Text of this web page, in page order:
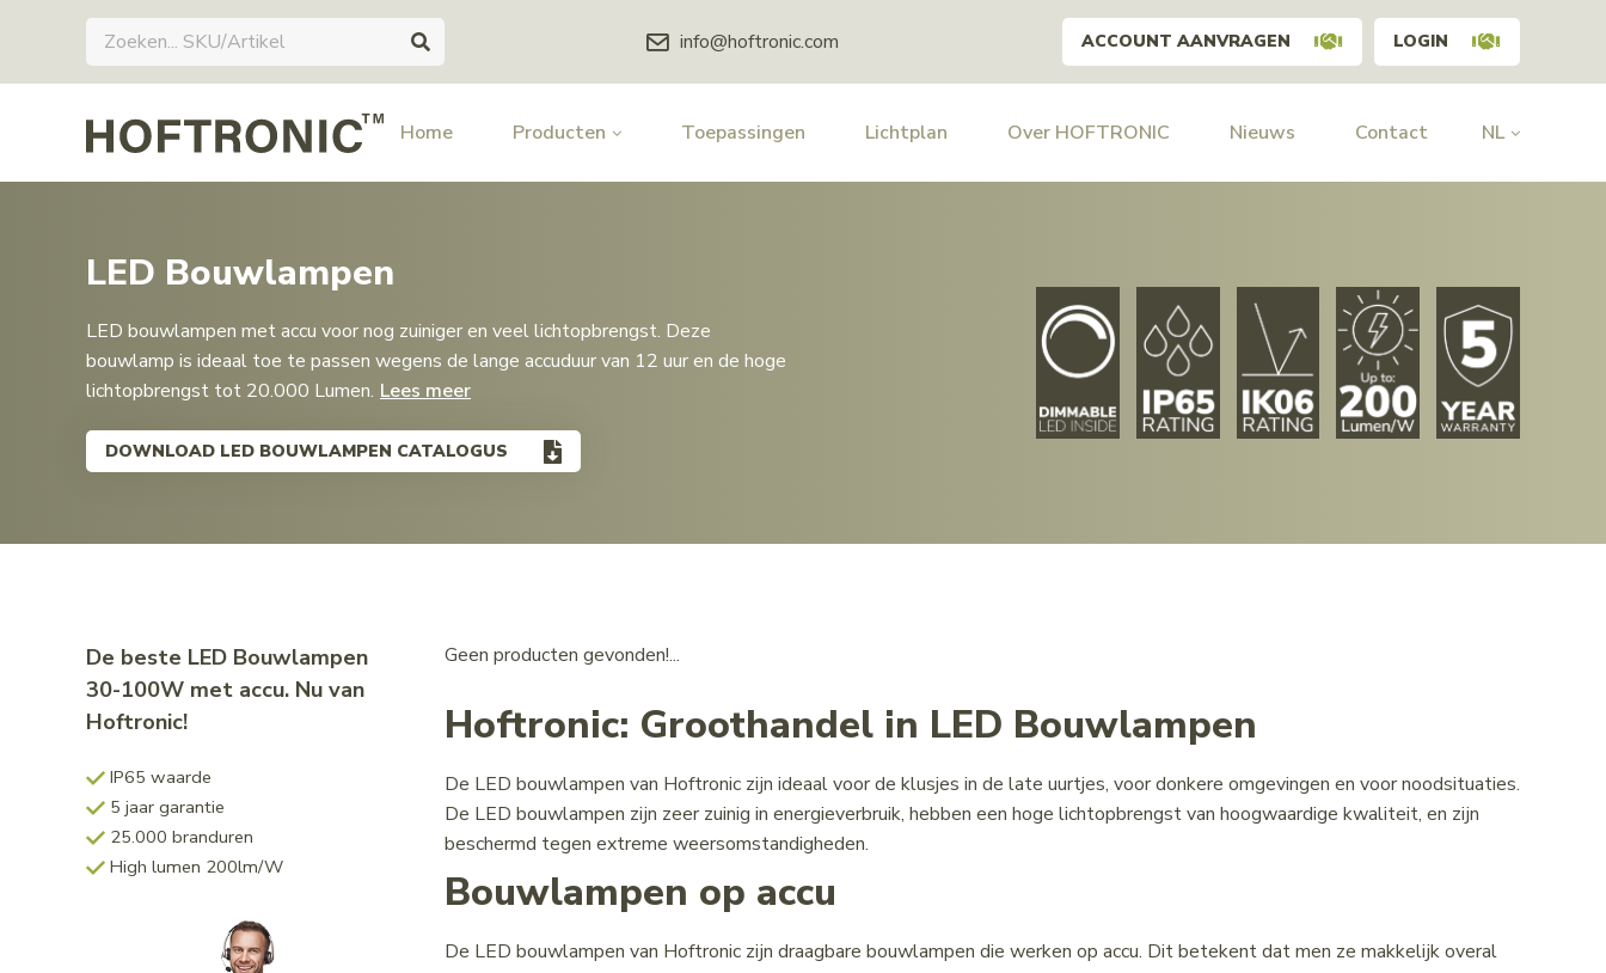
info@hoftronic.com ACCOUNT AANVRAGEN LOGIN
Home Producten Toepassingen Lichtplan Over HOFTRONIC Nieuws Contact NL
LED Bouwlampen
LED bouwlampen met accu voor nog zuiniger en veel lichtopbrengst. Deze
bouwlamp is ideaal toe te passen wegens de lange accuduur van 12 uur en de hoge
lichtopbrengst tot 20.000 Lumen. Lees meer
DOWNLOAD LED BOUWLAMPEN CATALOGUS
De beste LED Bouwlampen
30-100W met accu. Nu van
Hoftronic!
IP65 waarde
5 jaar garantie
25.000 branduren
High lumen 200lm/W
Geen producten gevonden!...
Hoftronic: Groothandel in LED Bouwlampen
De LED bouwlampen van Hoftronic zijn ideaal voor de klusjes in de late uurtjes, voor donkere omgevingen en voor noodsituaties.
De LED bouwlampen zijn zeer zuinig in energieverbruik, hebben een hoge lichtopbrengst van hoogwaardige kwaliteit, en zijn
beschermd tegen extreme weersomstandigheden.
Bouwlampen op accu
De LED bouwlampen van Hoftronic zijn draagbare bouwlampen die werken op accu. Dit betekent dat men ze makkelijk overal